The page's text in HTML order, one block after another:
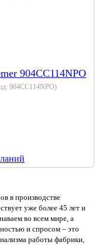
904CC114NPO
904CC114NPO)
в производстве
уже более 45 лет и
во всем мире, а
и спросом – это
работы фабрики,